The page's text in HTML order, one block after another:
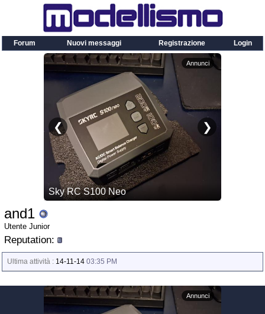
Forum Nuovi messaggi Registrazione Login
and1
Utente Junior
Reputation:
Ultima attività : 14-11-14 03:35 PM